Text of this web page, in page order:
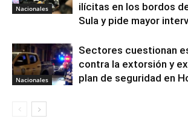
Nacionales
ilícitas en los bordos
Sula y pide mayor
Nacionales
Sectores cuestionan
contra la extorsión y
plan de seguridad en